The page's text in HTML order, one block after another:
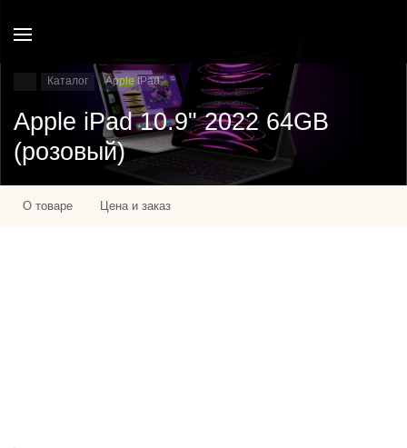
Каталог Apple IPad
Apple iPad 10.9" 2022 64GB
(розовый)
О товаре Цена и заказ